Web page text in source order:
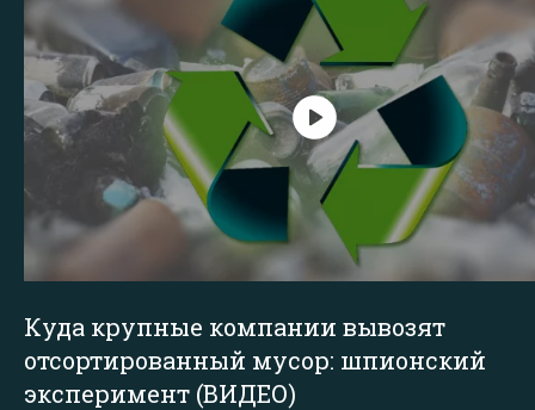
Куда крупные компании вывозят
отсортированный мусор: шпионский
эксперимент (ВИДЕО)